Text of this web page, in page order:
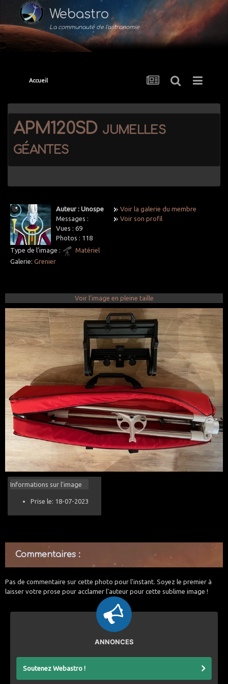
Webastro
La communauté de l'astronomie
Accueil
APM120SD jumelles
géantes
Auteur : Unospe
Messages :
Vues : 69
Photos : 118
Voir la galerie du membre
Voir son profil
Type de l'image :
Matériel
Galerie: Grenier
Voir l'image en pleine taille
Informations sur l'image
Prise le: 18-07-2023
Commentaires :
Pas de commentaire sur cette photo pour l'instant. Soyez le premier à
laisser votre prose pour acclamer l'auteur pour cette sublime image !
ANNONCES
Soutenez Webastro !